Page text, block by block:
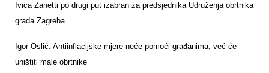
Ivica Zanetti po drugi put izabran za predsjednika Udruženja obrtnika
grada Zagreba
Igor Oslić: Antiinflacijske mjere neće pomoći građanima, već će
uništiti male obrtnike